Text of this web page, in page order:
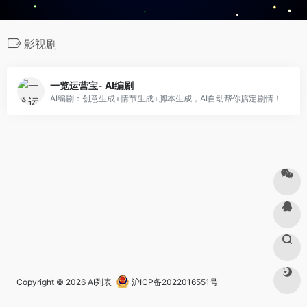
影视剧
一览运营宝- AI编剧
AI编剧：创意生成+情节生成+脚本生成，AI自动帮你搞定剧情！
Copyright © 2026 AI列表 沪ICP备2022016551号